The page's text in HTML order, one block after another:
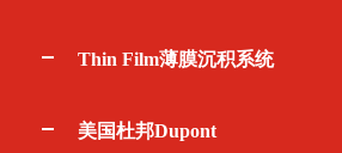
Thin Film薄膜沉积系统
美国杜邦Dupont